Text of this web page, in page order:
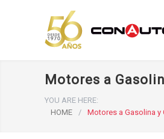
Motores a
YOU ARE HERE:
HOME
/ Motores a Gasolina y